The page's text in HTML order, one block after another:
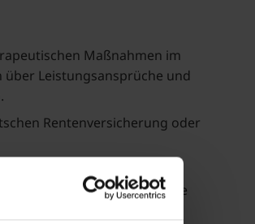
Maßnahmen im
Leistungsansprüche und
Rentenversicherung oder
Berücksichtigung der
zu ermöglichen und die